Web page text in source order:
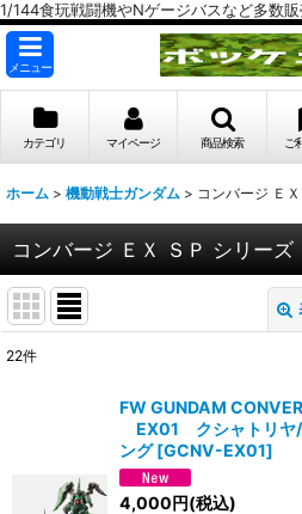
1/144食玩戦闘機やNゲージバスなど多数販
メニュー
カテゴリ マイページ 商品検索 ご
ホーム > 機動戦士ガンダム > コンバージ Ｅ
コンバージ ＥＸ ＳＰ シリーズ
並び順:
22件
FW GUNDAM
EX01 クシャトリヤ/
ング [GCNV-EX01]
4,000円(税込)